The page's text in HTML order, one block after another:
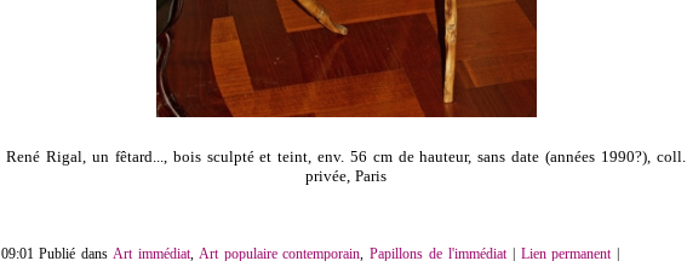
René Rigal, un fêtard..., bois sculpté et teint, env. 56 cm de hauteur, sans date (années 1990?), coll.
privée, Paris
09:01 Publié dansArt immédiat, Art populaire contemporain,Papillons de l'immédiat| Lien permanent|